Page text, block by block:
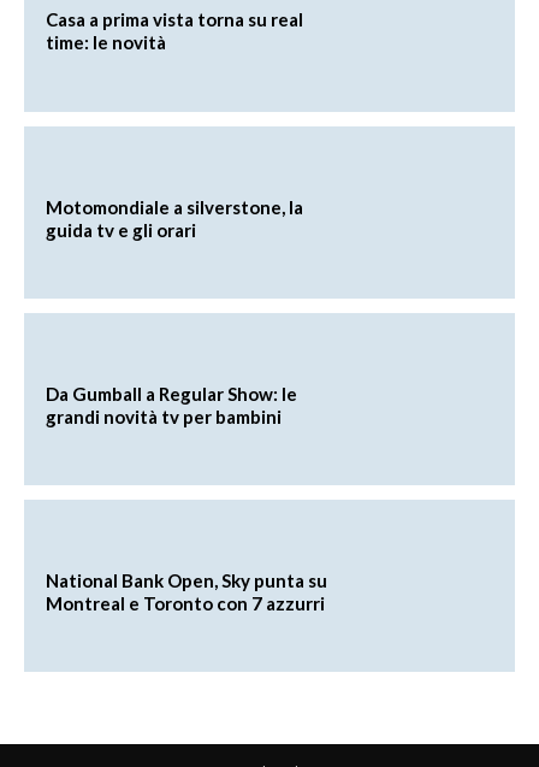
Casa a prima vista torna su real
time: le novità
Motomondiale a silverstone, la
guida tv e gli orari
Da Gumball a Regular Show: le
grandi novità tv per bambini
National Bank Open, Sky punta su
Montreal e Toronto con 7 azzurri